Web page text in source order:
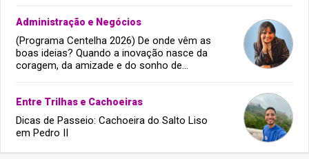
Administração e Negócios
(Programa Centelha 2026) De onde vêm as
boas ideias? Quando a inovação nasce da
coragem, da amizade e do sonho de
Entre Trilhas e Cachoeiras
Dicas de Passeio: Cachoeira do Salto Liso
em Pedro II